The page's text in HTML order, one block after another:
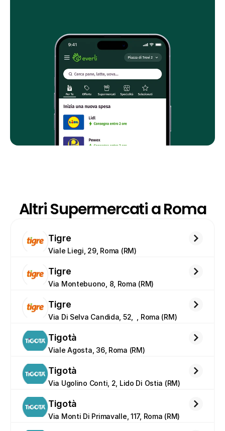
Altri Supermercati a Roma
Tigre
Viale Liegi, 29, Roma (RM)
Tigre
Via Montebuono, 8, Roma (RM)
Tigre
Via Di Selva Candida, 52,  , Roma (RM)
Tigotà
Viale Agosta, 36, Roma (RM)
Tigotà
Via Ugolino Conti, 2, Lido Di Ostia (RM)
Tigotà
Via Monti Di Primavalle, 117, Roma (RM)